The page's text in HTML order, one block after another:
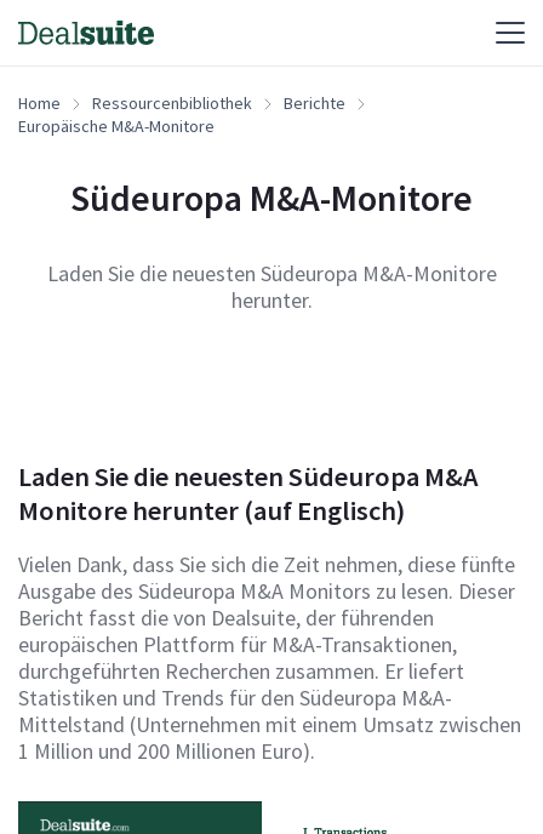
Home Ressourcenbibliothek
Berichte
Europäische M&A-Monitore
Südeuropa M&A-Monitore
Laden Sie die neuesten Südeuropa M&A-Monitore
herunter.
Laden Sie die neuesten Südeuropa M&A
Monitore herunter (auf Englisch)
Vielen Dank, dass Sie sich die Zeit nehmen, diese fünfte
Ausgabe des Südeuropa M&A Monitors zu lesen. Dieser
Bericht fasst die von Dealsuite, der führenden
europäischen Plattform für M&A-Transaktionen,
durchgeführten Recherchen zusammen. Er liefert
Statistiken und Trends für den Südeuropa M&A-
Mittelstand (Unternehmen mit einem Umsatz zwischen
1 Million und 200 Millionen Euro).